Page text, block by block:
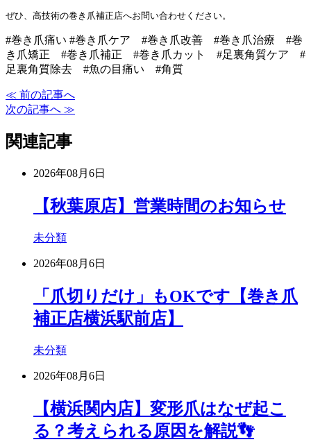
ぜひ、高技術の巻き爪補正店へお問い合わせください。
#巻き爪痛い #巻き爪ケア #巻き爪改善 #巻き爪治療 #巻
き爪矯正 #巻き爪補正 #巻き爪カット #足裏角質ケア #
足裏角質除去 #魚の目痛い #角質
≪ 前の記事へ
次の記事へ ≫
関連記事
2026年08月6日
【秋葉原店】営業時間のお知らせ
未分類
2026年08月6日
「爪切りだけ」もOKです【巻き爪
補正店横浜駅前店】
未分類
2026年08月6日
【横浜関内店】変形爪はなぜ起こ
る？考えられる原因を解説👣